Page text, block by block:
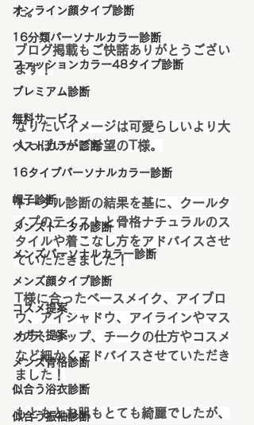
オンライン顔タイプ診断
16分類パーソナルカラー診断
ファッションカラー48タイプ診断
プレミアム診断
無料サービス
ベストカラー診断
16タイプパーソナルカラー診断
帽子診断
メンズトータル診断
メンズパーソナルカラー診断
メンズ顔タイプ診断
コスメ提案
メガネ提案
メンズ骨格診断
似合う浴衣診断
似合う振袖診断
た。
ブログ掲載もご快諾ありがとうござい
ます！
なりたいイメージは可愛らしいより大
人っぽいがご希望のT様。
トータル診断の結果を基に、クールタ
イプのテイストと骨格ナチュラルのス
タイルや着こなし方をアドバイスさせ
ていただきました！
T様に合ったベースメイク、アイブロ
ウ、アイシャドウ、アイラインやマス
カラ、リップ、チークの仕方やコスメ
など細かくアドバイスさせていただき
ました！
もともとお肌もとても綺麗でしたが、